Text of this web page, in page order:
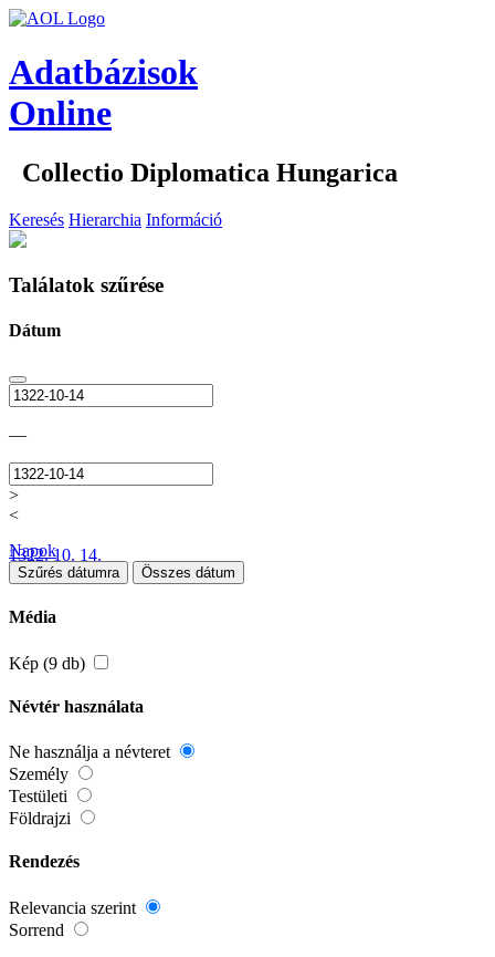
Adatbázisok
Online
Collectio Diplomatica Hungarica
Keresés Hierarchia Információ
Találatok szűrése
Dátum
—
>
<
1322. 10. 14.
Napok
Szűrés dátumra Összes dátum
Média
Kép (9 db)
Névtér használata
Ne használja a névteret
Személy
Testületi
Földrajzi
Rendezés
Relevancia szerint
Sorrend